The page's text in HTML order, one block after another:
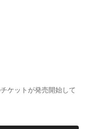
ケットが発売開始して